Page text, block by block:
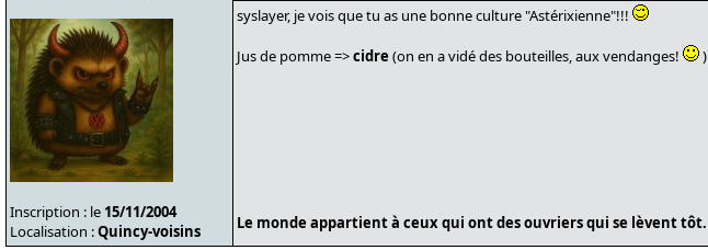
Inscription : le 15/11/2004
Localisation :Quincy-voisins
syslayer, je vois que tu as une bonne culture "Astérixienne"!!!
Jus de pomme =>cidre (on en a vidé des bouteilles, aux vendanges! )
Le monde appartient à ceux qui ont des ouvriers qui se lèvent tôt.